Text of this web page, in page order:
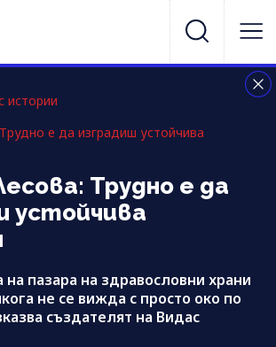
истории
е да изградиш устойчива
Трудно е да
устойчива
на пазара на здравословни храни
не се вижда с просто око по
създателят на Видас